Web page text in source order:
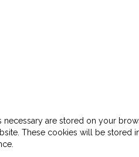
are stored on your
These cookies will be stored